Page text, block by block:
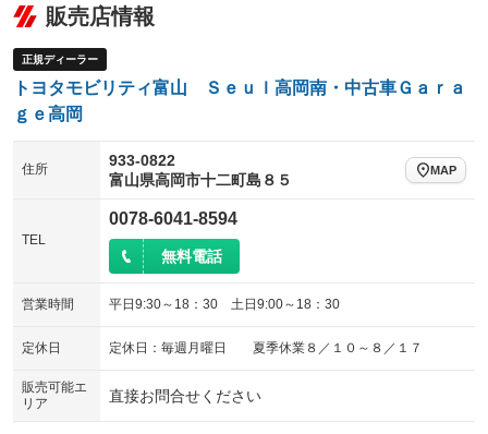
販売店情報
正規ディーラー
トヨタモビリティ富山 Ｓｅｕｌ高岡南・中古車Ｇａｒａ
ｇｅ高岡
住所
933-0822
富山県高岡市十二町島８５
MAP
TEL
0078-6041-8594
無料電話
営業時間 平日9:30～18：30 土日9:00～18：30
定休日 定休日：毎週月曜日 夏季休業８／１０～８／１７
販売可能エ
リア
直接お問合せください